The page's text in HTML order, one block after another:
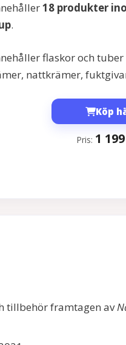
18 produkter
.
flaskor och
nattkrämer,
Köp
Pris: 1 199
tillbehör framtagen av